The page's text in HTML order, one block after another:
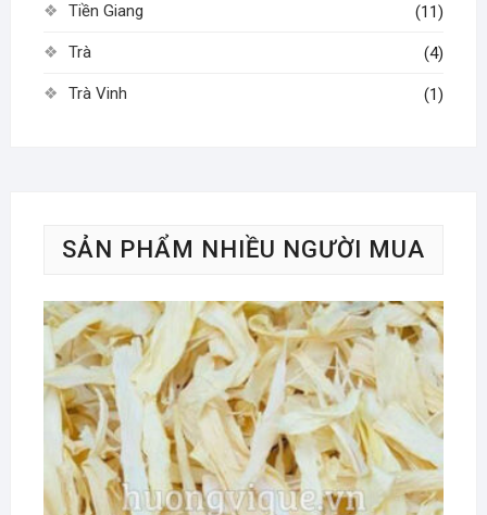
Tiền Giang (11)
Trà (4)
Trà Vinh (1)
SẢN PHẨM NHIỀU NGƯỜI MUA